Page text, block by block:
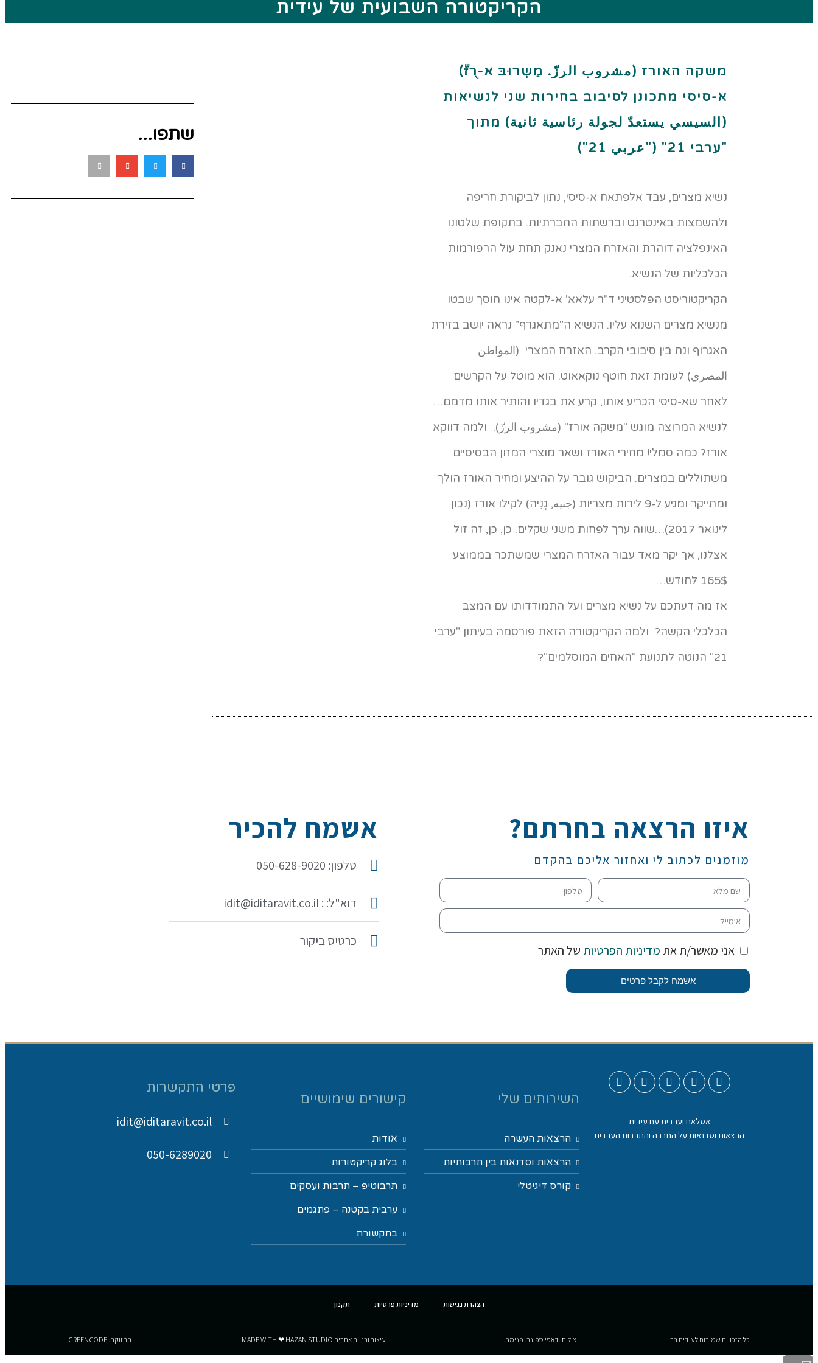
הקריקטורה השבועית של עידית
משקה האורז (مشروب الرزّ. מַשְרוּבּ א-רֻזّ)
א-סיסי מתכונן לסיבוב בחירות שני לנשיאות
(السيسي يستعدّ لجولة رئاسية ثانية) מתוך
"ערבי 21" ("عربي 21")
נשיא מצרים, עבד אלפתאח א-סיסי, נתון לביקורת חריפה
ולהשמצות באינטרנט וברשתות החברתיות. בתקופת שלטונו
האינפלציה דוהרת והאזרח המצרי נאנק תחת עול הרפורמות
הכלכליות של הנשיא.
הקריקטוריסט הפלסטיני ד"ר עלאא' א-לקטה אינו חוסך שבטו
מנשיא מצרים השנוא עליו. הנשיא ה"מתאגרף" נראה יושב בזירת
האגרוף ונח בין סיבובי הקרב. האזרח המצרי (المواطن
المصري) לעומת זאת חוטף נוקאאוט. הוא מוטל על הקרשים
לאחר שא-סיסי הכריע אותו, קרע את בגדיו והותיר אותו מדמם…
לנשיא המרוצה מוגש "משקה אורז" (مشروب الرزّ). ולמה דווקא
אורז? כמה סמלי! מחירי האורז ושאר מוצרי המזון הבסיסיים
משתוללים במצרים. הביקוש גובר על ההיצע ומחיר האורז הולך
ומתייקר ומגיע ל-9 לירות מצריות (جنيه, גְנֵיה) לקילו אורז (נכון
לינואר 2017)…שווה ערך לפחות משני שקלים. כן, כן, זה זול
אצלנו, אך יקר מאד עבור האזרח המצרי שמשתכר בממוצע
165$ לחודש…
אז מה דעתכם על נשיא מצרים ועל התמודדותו עם המצב
הכלכלי הקשה? ולמה הקריקטורה הזאת פורסמה בעיתון "ערבי
21" הנוטה לתנועת "האחים המוסלמים"?
שתפו...
איזו הרצאה בחרתם?
מוזמנים לכתוב לי ואחזור אליכם בהקדם
אני מאשר/ת את מדיניות הפרטיות של האתר
אשמח לקבל פרטים
אשמח להכיר
טלפון: 050-628-9020
דוא"ל: : idit@iditaravit.co.il
כרטיס ביקור
אסלאם וערבית עם עידית
הרצאות וסדנאות על החברה והתרבות הערבית
השירותים שלי
הרצאות העשרה
הרצאות וסדנאות בין תרבותיות
קורס דיגיטלי
קישורים שימושיים
אודות
בלוג קריקטורות
תרבוטיפ – תרבות ועסקים
ערבית בקטנה – פתגמים
בתקשורת
פרטי התקשרות
idit@iditaravit.co.il
050-6289020
הצהרת נגישות מדיניות פרטיות תקנון
כל הזכויות שמורות לעידית בר צילום :דאפי ספונר. פנימה. עיצוב ובניית אתרים MADE WITH ❤ HAZAN STUDIO תחזוקה: GREENCODE